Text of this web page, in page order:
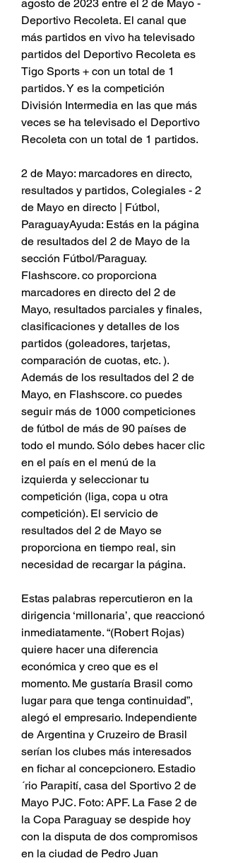
agosto de 2023 entre el 2 de Mayo -
Deportivo Recoleta. El canal que
más partidos en vivo ha televisado
partidos del Deportivo Recoleta es
Tigo Sports + con un total de 1
partidos. Y es la competición
División Intermedia en las que más
veces se ha televisado el Deportivo
Recoleta con un total de 1 partidos.
2 de Mayo: marcadores en directo,
resultados y partidos, Colegiales - 2
de Mayo en directo | Fútbol,
ParaguayAyuda: Estás en la página
de resultados del 2 de Mayo de la
sección Fútbol/Paraguay.
Flashscore. co proporciona
marcadores en directo del 2 de
Mayo, resultados parciales y finales,
clasificaciones y detalles de los
partidos (goleadores, tarjetas,
comparación de cuotas, etc. ).
Además de los resultados del 2 de
Mayo, en Flashscore. co puedes
seguir más de 1000 competiciones
de fútbol de más de 90 países de
todo el mundo. Sólo debes hacer clic
en el país en el menú de la
izquierda y seleccionar tu
competición (liga, copa u otra
competición). El servicio de
resultados del 2 de Mayo se
proporciona en tiempo real, sin
necesidad de recargar la página.
Estas palabras repercutieron en la
dirigencia ‘millonaria’, que reaccionó
inmediatamente. “(Robert Rojas)
quiere hacer una diferencia
económica y creo que es el
momento. Me gustaría Brasil como
lugar para que tenga continuidad”,
alegó el empresario. Independiente
de Argentina y Cruzeiro de Brasil
serían los clubes más interesados
en fichar al concepcionero. Estadio
´rio Parapití, casa del Sportivo 2 de
Mayo PJC. Foto: APF. La Fase 2 de
la Copa Paraguay se despide hoy
con la disputa de dos compromisos
en la ciudad de Pedro Juan